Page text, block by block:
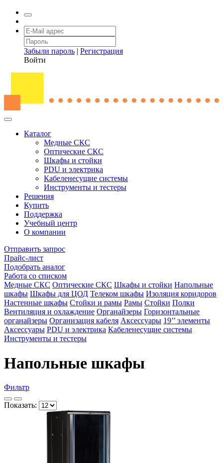
Забыли пароль | Регистрация
Войти
Каталог
Медные СКС
Оптические СКС
Шкафы и стойки
PDU и электрика
Кабеленесущие системы
Инструменты и тестеры
Решения
Купить
Поддержка
Учебный центр
О компании
Отправить запрос
Прайс-лист
Подобрать аналог
Работа со списком
Медные СКС Оптические СКС Шкафы и стойки Напольные
шкафы Шкафы для ЦОД Телеком шкафы Изоляция коридоров
Настенные шкафы Стойки и рамы Рамы Стойки Полки
Вентиляция и охлаждение Органайзеры Горизонтальные
органайзеры Организация кабеля Аксессуары 19’’ элементы
Аксессуары PDU и электрика Кабеленесущие системы
Инструменты и тестеры
Напольные шкафы
Фильтр
Показать: